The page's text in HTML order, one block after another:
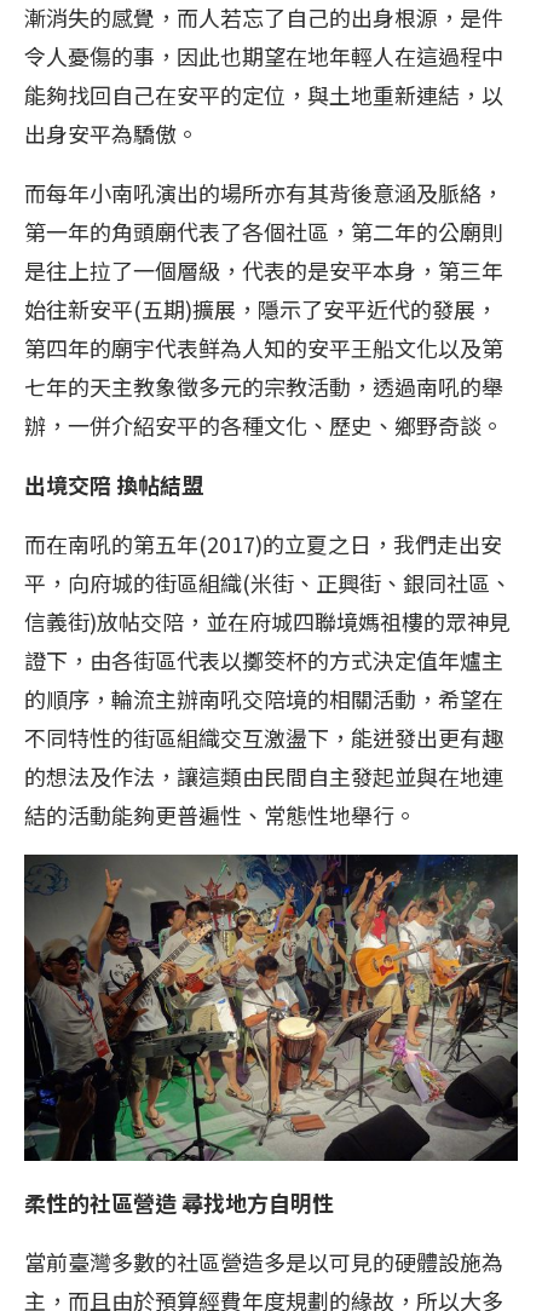
漸消失的感覺，而人若忘了自己的出身根源，是件
令人憂傷的事，因此也期望在地年輕人在這過程中
能夠找回自己在安平的定位，與土地重新連結，以
出身安平為驕傲。
而每年小南吼演出的場所亦有其背後意涵及脈絡，
第一年的角頭廟代表了各個社區，第二年的公廟則
是往上拉了一個層級，代表的是安平本身，第三年
始往新安平(五期)擴展，隱示了安平近代的發展，
第四年的廟宇代表鲜為人知的安平王船文化以及第
七年的天主教象徵多元的宗教活動，透過南吼的舉
辦，一併介紹安平的各種文化、歷史、鄉野奇談。
出境交陪 換帖結盟
而在南吼的第五年(2017)的立夏之日，我們走出安
平，向府城的街區組織(米街、正興街、銀同社區、
信義街)放帖交陪，並在府城四聯境媽祖樓的眾神見
證下，由各街區代表以擲筊杯的方式決定值年爐主
的順序，輪流主辦南吼交陪境的相關活動，希望在
不同特性的街區組織交互激盪下，能迸發出更有趣
的想法及作法，讓這類由民間自主發起並與在地連
結的活動能夠更普遍性、常態性地舉行。
柔性的社區營造 尋找地方自明性
當前臺灣多數的社區營造多是以可見的硬體設施為
主，而且由於預算經費年度規劃的緣故，所以大多